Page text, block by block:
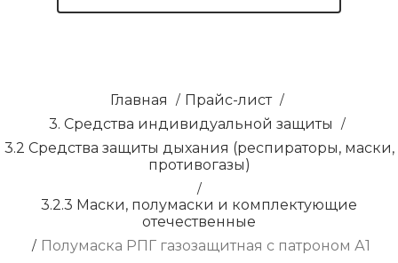
Главная / Прайс-лист /
3. Средства индивидуальной защиты /
3.2 Средства защиты дыхания (респираторы, маски,
противогазы)
/
3.2.3 Маски, полумаски и комплектующие
отечественные
/ Полумаска РПГ газозащитная с патроном А1